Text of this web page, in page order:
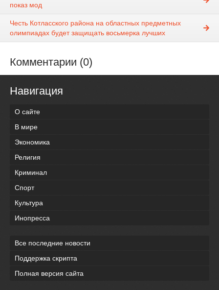
показ мод
Честь Котласского района на областных предметных
олимпиадах будет защищать восьмерка лучших
Комментарии (0)
Навигация
О сайте
В мире
Экономика
Религия
Криминал
Спорт
Культура
Инопресса
Все последние новости
Поддержка скрипта
Полная версия сайта